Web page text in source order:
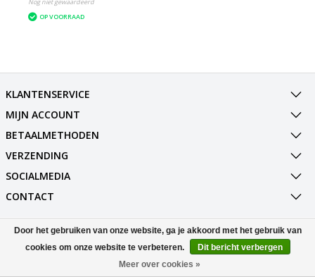
OP VOORRAAD
KLANTENSERVICE
MIJN ACCOUNT
BETAALMETHODEN
VERZENDING
SOCIALMEDIA
CONTACT
© Copyright 2026 Best Deals Online BV Powered byLightspeed
All rights reserved byInStijl Media
Door het gebruiken van onze website, ga je akkoord met het gebruik van
cookies om onze website te verbeteren.
Dit bericht verbergen
Meer over cookies »